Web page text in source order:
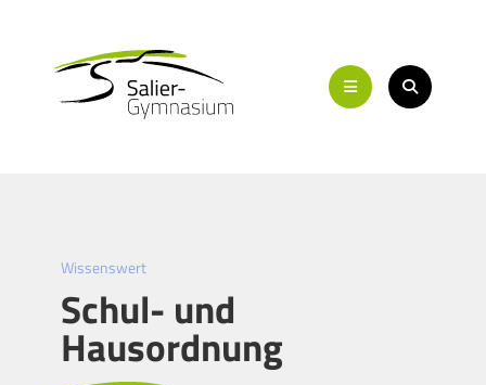
Wissenswert
Schul- und
Hausordnung